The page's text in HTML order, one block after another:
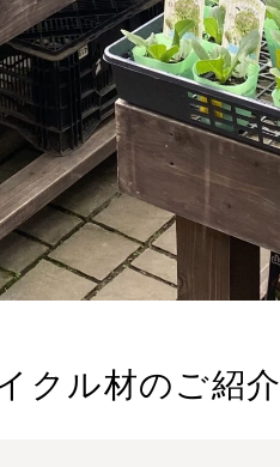
クル材のご紹介